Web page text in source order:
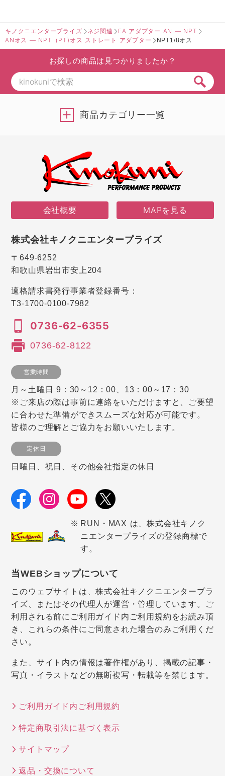
キノクニエンタープライズ ネジ関連
EA アダプター AN ― NPT
ANオス ― NPT（PT)オス ストレート アダプター
NPT1/8オス
お探しの商品は見つかりましたか？
商品カテゴリー一覧
会社概要 MAPを見る
株式会社キノクニエンタープライズ
〒649-6252
和歌山県岩出市安上204
適格請求書発行事業者登録番号：
T3-1700-0100-7982
0736-62-6355
0736-62-8122
営業時間
月～土曜日 9：30～12：00、13：00～17：30
※ご来店の際は事前に連絡をいただけますと、ご要望
に合わせた準備ができスムーズな対応が可能です。
皆様のご理解とご協力をお願いいたします。
定休日
日曜日、祝日、その他会社指定の休日
RUN・MAX は、株式会社キノク
ニエンタープライズの登録商標で
す。
当WEBショップについて
このウェブサイトは、株式会社キノクニエンタープラ
イズ、またはその代理人が運営・管理しています。ご
利用される前にご利用ガイド内ご利用規約をお読み頂
き、これらの条件にご同意された場合のみご利用くだ
さい。
また、サイト内の情報は著作権があり、掲載の記事・
写真・イラストなどの無断複写・転載等を禁じます。
ご利用ガイド内ご利用規約
特定商取引法に基づく表示
サイトマップ
返品・交換について